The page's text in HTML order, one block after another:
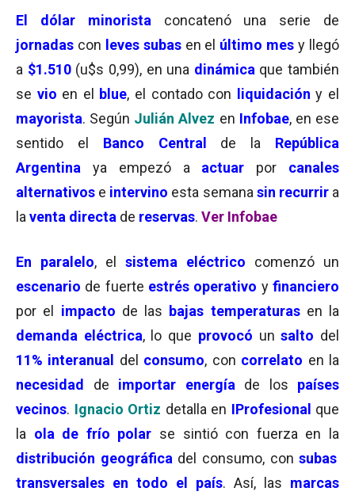
El dólar minorista
concatenó una serie de
jornadas con leves subas en el último mes y llegó
a $1.510 (u$s 0,99), en una dinámica que también
se vio en el blue, el contado con liquidación y el
mayorista. Según Julián Alvez en Infobae, en ese
sentido el Banco Central de la República
Argentina ya empezó a actuar por canales
alternativos e intervino esta semana sin recurrira
la venta directa de reservas. Ver Infobae
En paralelo, el sistema eléctrico comenzó un
escenario de fuerte estrés operativo yfinanciero
por el impacto de las bajas temperaturas en la
demanda eléctrica, lo que provocó unsalto del
11% interanual
del consumo, con correlato en la
necesidad
de importar energía de los países
vecinos. Ignacio Ortiz detalla en IProfesional que
la ola de frío polar se sintió con fuerza en la
distribución geográfica del consumo, consubas
transversales en todo el país. Así, las marcas